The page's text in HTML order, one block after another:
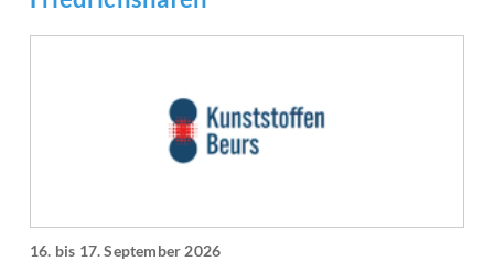
16. bis 17. September 2026